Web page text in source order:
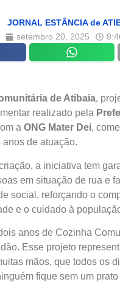
JORNAL ESTÂNCIA de
setembro 20, 2025
de Atibaia,
realizado pela
a ONG Mater Dei,
de atuação.
a iniciativa tem
em situação de rua e
social, reforçando o
e o cuidado à
anos de Cozinha
Esse projeto
mãos, que todos os
fique sem um prato